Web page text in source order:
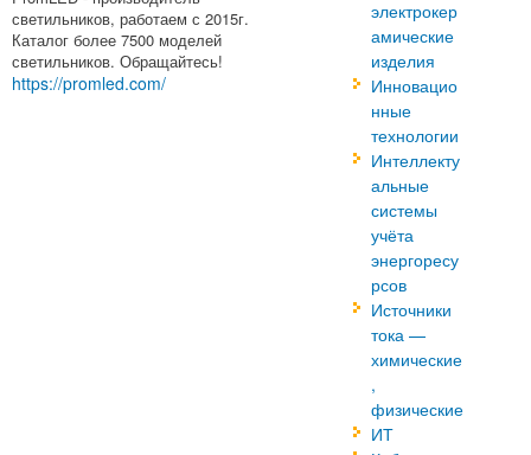
светильников, работаем с 2015г.
Каталог более 7500 моделей
светильников. Обращайтесь!
https://promled.com/
электрокер
амические
изделия
Инновацио
нные
технологии
Интеллекту
альные
системы
учёта
энергоресу
рсов
Источники
тока —
химические
,
физические
ИТ